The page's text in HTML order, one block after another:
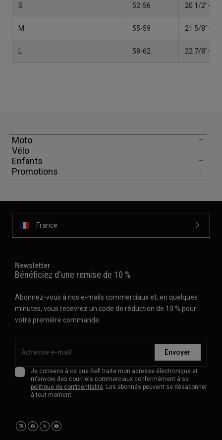
S 52-56 20 1/2"–
M 55-59 21 5/8"–
58-62 22 7/8"–
Moto
Vélo
Enfants
Promotions
France
Newsletter
Bénéficiez d'une remise de 10 %
Abonnez-vous à nos e-mails commerciaux et, en quelques
minutes, vous recevrez un code de réduction de 10 % pour
votre première commande.
Envoyer
Je consens à ce que Bell traite mon adresse électronique et
m'envoie des courriels commerciaux conformément à sa
politique de confidentialité. Les abonnés peuvent se désabonner
à tout moment.